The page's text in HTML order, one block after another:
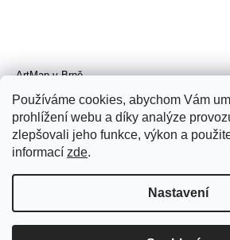
Používáme cookies, abychom Vám
prohlížení webu a díky analýze
zlepšovali jeho funkce, výkon a
informací zde.
Nastavení
ArtMap v Brně
Radnická 4, Brno
úterý–pátek 11–19 h
sobota 14–19 h
+420 702 152 298